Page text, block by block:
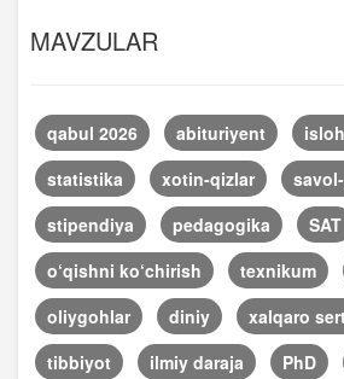
MAVZULAR
qabul 2026 abituriyent
statistika
xotin-qizlar
stipendiya
pedagogika
SAT
o‘qishni ko‘chirish
texnikum
oliygohlar
diniy xalqaro
tibbiyot
ilmiy daraja PhD